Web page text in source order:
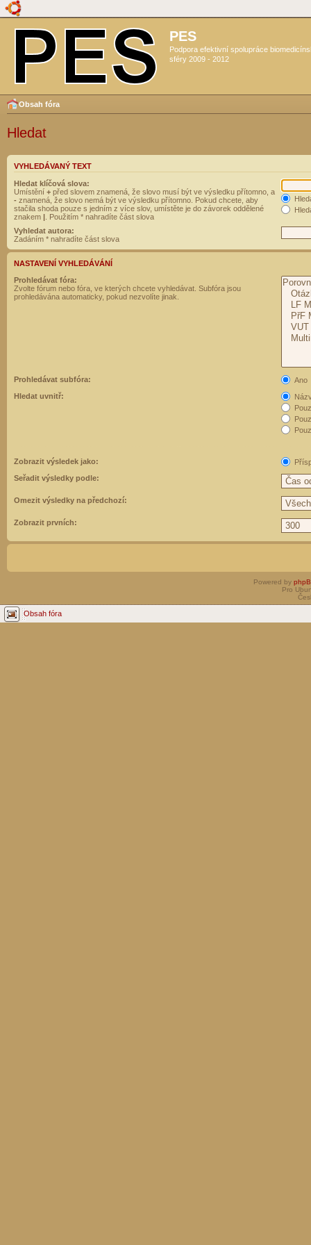
PES
Podpora efektivní spolupráce
sféry 2009 - 2012
Obsah fóra
Hledat
VYHLEDÁVANÝ TEXT
Hledat klíčová slova:
Umístění + před slovem znamená, že slovo musí být ve výsledku přítomno, a
- znamená, že slovo nemá být ve výsledku přítomno. Pokud chcete, aby
stačila shoda pouze s jedním z více slov, umístěte je do závorek oddělené
znakem | . Použitím * nahradíte část slova
Vyhledat autora:
Zadáním * nahradíte část slova
NASTAVENÍ VYHLEDÁVÁNÍ
Prohledávat fóra:
Zvolte fórum nebo fóra, ve kterých chcete vyhledávat. Subfóra jsou
prohledávána automaticky, pokud nezvolíte jinak.
Prohledávat subfóra:
Ano
Hledat uvnitř:
Zobrazit výsledek jako:
Seřadit výsledky podle:
Omezit výsledky na předchozí:
Zobrazit prvních:
Powered by
Pro
Obsah fóra